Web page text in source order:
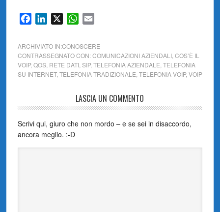
FacebookLinkedIn WhatsApp
ARCHIVIATO IN:CONOSCERE
CONTRASSEGNATO CON:COMUNICAZIONI AZIENDALI, COS’È IL
VOIP, QOS, RETE DATI, SIP, TELEFONIA AZIENDALE TELEFONIA
SU INTERNET, TELEFONIA TRADIZIONALE TELEFONIA VOIP, VOIP
LASCIA UN COMMENTO
Scrivi qui, giuro che non mordo – e se sei in disaccordo,
ancora meglio. :-D